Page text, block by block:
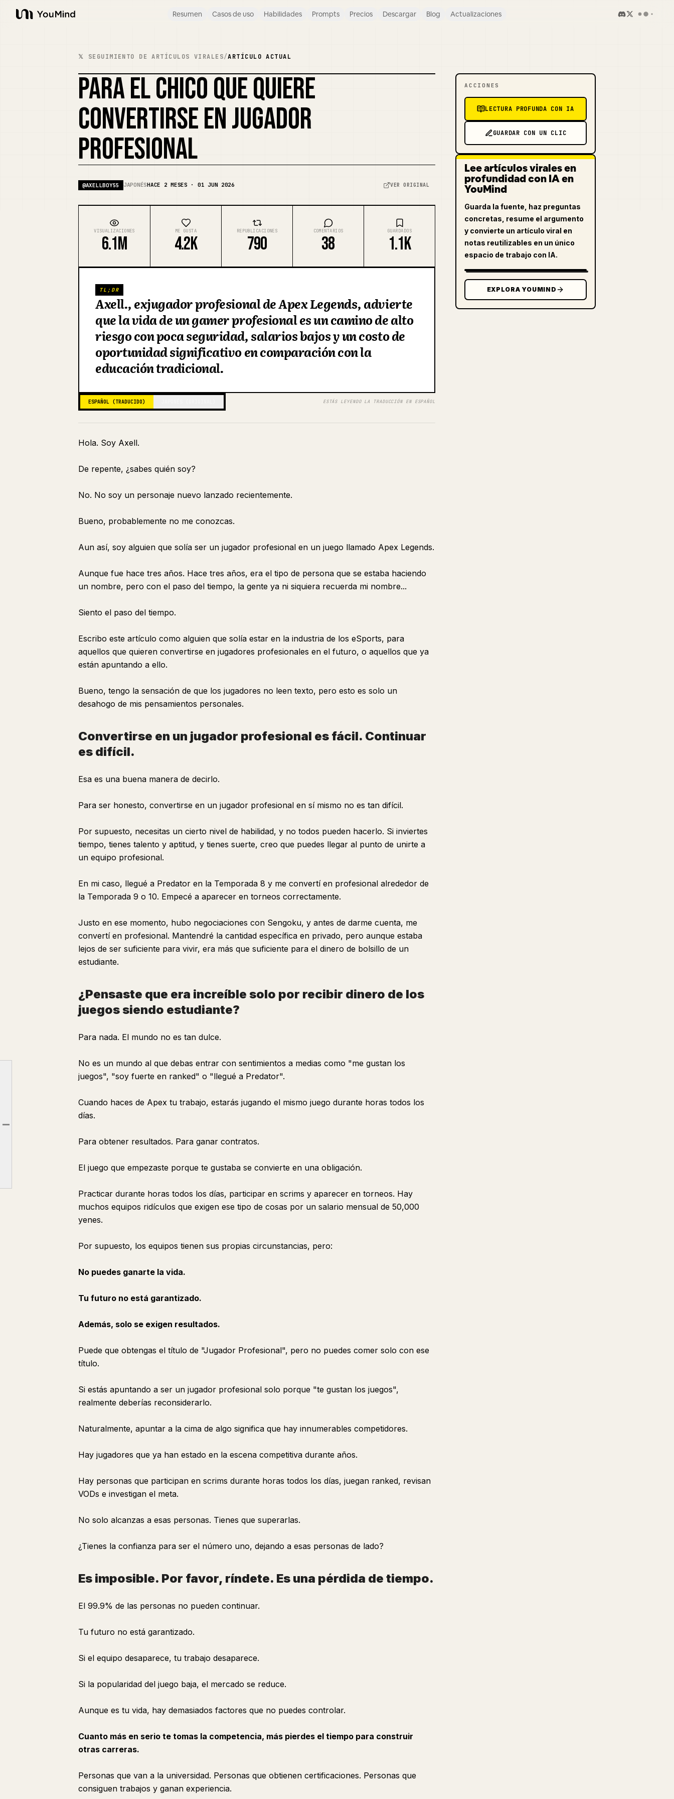
YouMind
Resumen Casos de uso Habilidades Prompts Precios Descargar Blog Actualizaciones
𝕏 SEGUIMIENTO DE ARTÍCULOS VIRALES/ARTÍCULO ACTUAL
PARA EL CHICO QUE QUIERE
CONVERTIRSE EN JUGADOR
PROFESIONAL
@AXELLBOY55 JAPONÉSHACE 2 MESES · 01 JUN 2026 VER ORIGINAL
VISUALIZACIONES
6.1M
ME GUSTA
4.2K
REPUBLICACIONES
790
COMENTARIOS
38
GUARDADOS
1.1K
TL;DR
Axell., exjugador profesional de Apex Legends, advierte
que la vida de un gamer profesional es un camino de alto
riesgo con poca seguridad, salarios bajos y un costo de
oportunidad significativo en comparación con la
educación tradicional.
ESPAÑOL (TRADUCIDO) ESTÁS LEYENDO LA TRADUCCIÓN EN ESPAÑOL
Hola. Soy Axell.
De repente, ¿sabes quién soy?
No. No soy un personaje nuevo lanzado recientemente.
Bueno, probablemente no me conozcas.
Aun así, soy alguien que solía ser un jugador profesional en un juego llamado Apex Legends.
Aunque fue hace tres años. Hace tres años, era el tipo de persona que se estaba haciendo
un nombre, pero con el paso del tiempo, la gente ya ni siquiera recuerda mi nombre...
Siento el paso del tiempo.
Escribo este artículo como alguien que solía estar en la industria de los eSports, para
aquellos que quieren convertirse en jugadores profesionales en el futuro, o aquellos que ya
están apuntando a ello.
Bueno, tengo la sensación de que los jugadores no leen texto, pero esto es solo un
desahogo de mis pensamientos personales.
Convertirse en un jugador profesional es fácil. Continuar
es difícil.
Esa es una buena manera de decirlo.
Para ser honesto, convertirse en un jugador profesional en sí mismo no es tan difícil.
Por supuesto, necesitas un cierto nivel de habilidad, y no todos pueden hacerlo. Si inviertes
tiempo, tienes talento y aptitud, y tienes suerte, creo que puedes llegar al punto de unirte a
un equipo profesional.
En mi caso, llegué a Predator en la Temporada 8 y me convertí en profesional alrededor de
la Temporada 9 o 10. Empecé a aparecer en torneos correctamente.
Justo en ese momento, hubo negociaciones con Sengoku, y antes de darme cuenta, me
convertí en profesional. Mantendré la cantidad específica en privado, pero aunque estaba
lejos de ser suficiente para vivir, era más que suficiente para el dinero de bolsillo de un
estudiante.
¿Pensaste que era increíble solo por recibir dinero de los
juegos siendo estudiante?
Para nada. El mundo no es tan dulce.
No es un mundo al que debas entrar con sentimientos a medias como "me gustan los
juegos", "soy fuerte en ranked" o "llegué a Predator".
Cuando haces de Apex tu trabajo, estarás jugando el mismo juego durante horas todos los
días.
Para obtener resultados. Para ganar contratos.
El juego que empezaste porque te gustaba se convierte en una obligación.
Practicar durante horas todos los días, participar en scrims y aparecer en torneos. Hay
muchos equipos ridículos que exigen ese tipo de cosas por un salario mensual de 50,000
yenes.
Por supuesto, los equipos tienen sus propias circunstancias, pero:
No puedes ganarte la vida.
Tu futuro no está garantizado.
Además, solo se exigen resultados.
Puede que obtengas el título de "Jugador Profesional", pero no puedes comer solo con ese
título.
Si estás apuntando a ser un jugador profesional solo porque "te gustan los juegos",
realmente deberías reconsiderarlo.
Naturalmente, apuntar a la cima de algo significa que hay innumerables competidores.
Hay jugadores que ya han estado en la escena competitiva durante años.
Hay personas que participan en scrims durante horas todos los días, juegan ranked, revisan
VODs e investigan el meta.
No solo alcanzas a esas personas. Tienes que superarlas.
¿Tienes la confianza para ser el número uno, dejando a esas personas de lado?
Es imposible. Por favor, ríndete. Es una pérdida de tiempo.
El 99.9% de las personas no pueden continuar.
Tu futuro no está garantizado.
Si el equipo desaparece, tu trabajo desaparece.
Si la popularidad del juego baja, el mercado se reduce.
Aunque es tu vida, hay demasiados factores que no puedes controlar.
Cuanto más en serio te tomas la competencia, más pierdes el tiempo para construir
otras carreras.
Personas que van a la universidad. Personas que obtienen certificaciones. Personas que
consiguen trabajos y ganan experiencia.
ACCIONES
LECTURA PROFUNDA CON IA
GUARDAR CON UN CLIC
Lee artículos virales en
profundidad con IA en
YouMind
Guarda la fuente, haz preguntas
concretas, resume el argumento
y convierte un artículo viral en
notas reutilizables en un único
espacio de trabajo con IA.
EXPLORA YOUMIND